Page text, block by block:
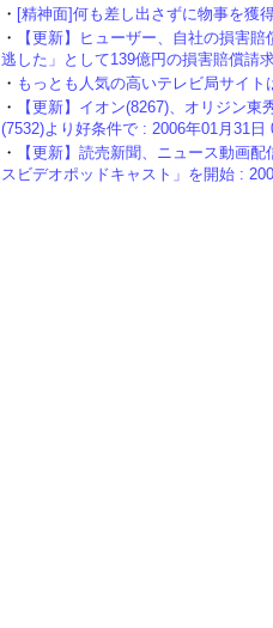
・ [精神面]何も差し出さずに物事を獲
・
【更新】ヒューザー、自社の損害
逃した」として139億円の損害賠償請
・ もっとも人気の高いテレビ局サイ
・
【更新】イオン(8267)、オリジン
(7532)より好条件で : 2006年01月31日
・
【更新】読売新聞、ニュース動画
スビデオポッドキャスト」を開始 :